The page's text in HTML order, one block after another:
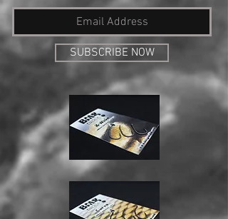
SUBSCRIBE NOW